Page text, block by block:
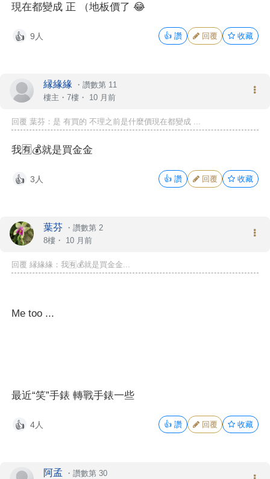
現在都變成 正 （地板價了 😂
👍 9人 👍 讚 回覆 收藏
縁緣緣 ・ 讚數第 11
樓主 ・7樓・ 10 月前
回覆 葉芬：是 有買的 不理之前是什麼價現在都變成 ...
我🈶💰就是買金金
👍 3人 👍 讚 回覆 收藏
葉芬 ・ 讚數第 2
8樓・ 10 月前
回覆 縁緣緣：我🈶💰就是買金金...
Me too ...
最近“笑”手錶 轉戰手錶一些
👍 4人 👍 讚 回覆 收藏
阿孟 ・ 讚數第 30